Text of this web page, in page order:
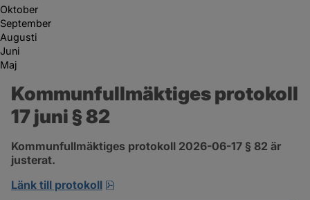
Oktober
September
Augusti
Juni
Maj
Kommunfullmäktiges protokoll
17 juni § 82
Kommunfullmäktiges protokoll 2026-06-17 § 82 är
justerat.
Länk till protokoll